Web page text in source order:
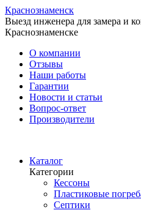
Краснознаменск
Выезд инженера для замера и
Краснознаменске
О компании
Отзывы
Наши работы
Гарантии
Новости и статьи
Вопрос-ответ
Производители
Каталог
Категории
Кессоны
Пластиковые
Септики